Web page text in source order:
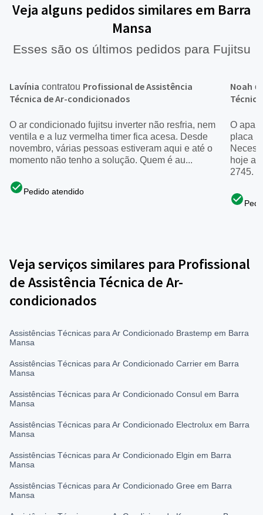
Veja alguns pedidos similares em Barra
Mansa
Esses são os últimos pedidos para Fujitsu
Lavínia contratou Profissional de Assistência
Técnica de Ar-condicionados
O ar condicionado fujitsu inverter não resfria, nem
ventila e a luz vermelha timer fica acesa. Desde
novembro, várias pessoas estiveram aqui e até o
momento não tenho a solução. Quem é au...
Pedido atendido
Noah
O
placa
hoje
2745. ...
Veja serviços similares para Profissional
de Assistência Técnica de Ar-
condicionados
Assistências Técnicas para Ar Condicionado Brastemp em Barra
Mansa
Assistências Técnicas para Ar Condicionado Carrier em Barra
Mansa
Assistências Técnicas para Ar Condicionado Consul em Barra
Mansa
Assistências Técnicas para Ar Condicionado Electrolux em Barra
Mansa
Assistências Técnicas para Ar Condicionado Elgin em Barra
Mansa
Assistências Técnicas para Ar Condicionado Gree em Barra
Mansa